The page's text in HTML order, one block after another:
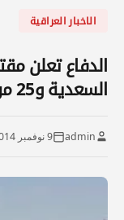
الاخبار العراقية
الدفاع تعلن
السعدية و25 من معاونيه بضربة جوية
admin 9 نوفمبر 2014، 12:00 ص